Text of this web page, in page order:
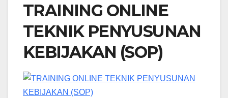
TRAINING ONLINE
TEKNIK PENYUSUNAN
KEBIJAKAN (SOP)